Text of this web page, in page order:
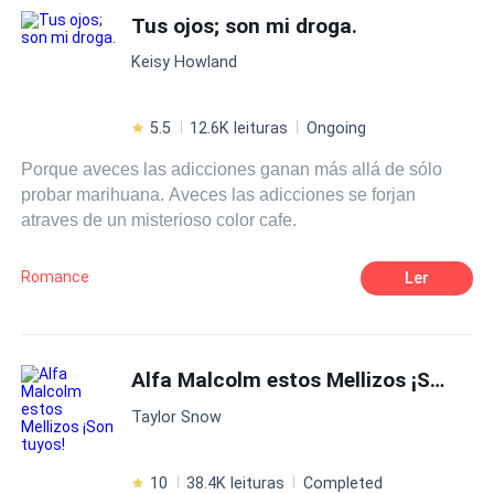
POV en primera persona CEO
Matrimonio por Contrato
Tus ojos; son mi droga.
Keisy Howland
5.5 12.6K leituras Ongoing
Porque aveces las adicciones ganan más allá de sólo
probar marihuana. Aveces las adicciones se forjan
atraves de un misterioso color cafe.
Romance Ler
Alfa Malcolm estos Mellizos ¡Son tuyos!
Taylor Snow
10 38.4K leituras Completed